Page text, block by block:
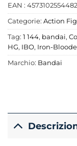
EAN : 4573102554482
Categorie: Action
Tag: 1 144, bandai,
HG, IBO, Iron-
Marchio: Bandai